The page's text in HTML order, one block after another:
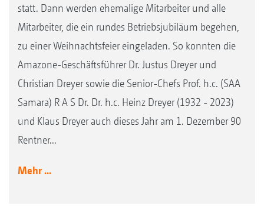
statt. Dann werden ehemalige Mitarbeiter und alle
Mitarbeiter, die ein rundes Betriebsjubiläum begehen,
zu einer Weihnachtsfeier eingeladen. So konnten die
Amazone-Geschäftsführer Dr. Justus Dreyer und
Christian Dreyer sowie die Senior-Chefs Prof. h.c. (SAA
Samara) R A S Dr. Dr. h.c. Heinz Dreyer (1932 - 2023)
und Klaus Dreyer auch dieses Jahr am 1. Dezember 90
Rentner...
Mehr ...